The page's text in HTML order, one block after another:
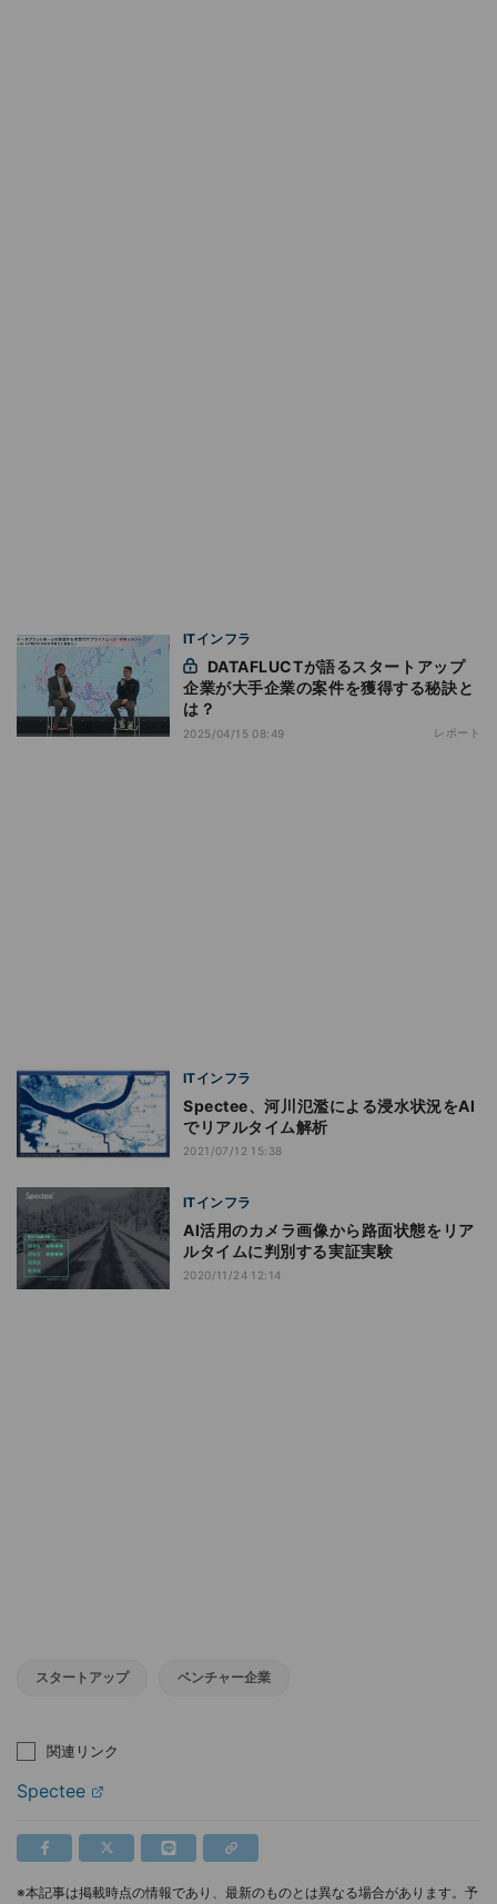
ITインフラ
企業が大手企業の案件を獲得する秘訣と
は？
2025/04/15 08:49 レポート
ITインフラ
Spectee、河川氾濫による浸水状況をAI
でリアルタイム解析
2021/07/12 15:38
ITインフラ
AI活用のカメラ画像から路面状態をリア
ルタイムに判別する実証実験
2020/11/24 12:14
スタートアップ ベンチャー企業
関連リンク
Spectee
※本記事は掲載時点の情報であり、最新のものとは異なる場合があります。予